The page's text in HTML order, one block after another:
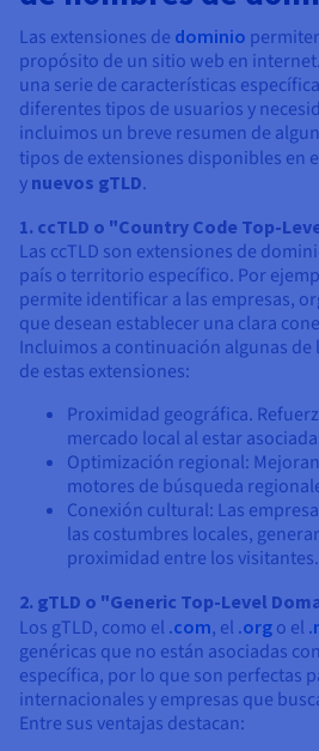
Disponibilidad por regiones
Documentación
Roadmap & Changelog
Observabilidad
Roadmap y Changelog
Roadmap & Changelog
Roadmap & Changelog
Roadmap & Changelog
Las extensiones de dominio
propósito de un sitio web en
una serie de características
diferentes tipos de usuarios y
incluimos un breve resumen de
tipos de extensiones disponibles en
y nuevos gTLD.
1. ccTLD o "Country Code Top-
Las ccTLD son extensiones de
país o territorio específico. Por
permite identificar a las empresas,
que desean establecer una clara
Incluimos a continuación algunas de
de estas extensiones:
Proximidad geográfica.
mercado local al estar
Optimización regional:
motores de búsqueda
Conexión cultural: Las
las costumbres locales,
proximidad entre los visitantes.
2. gTLD o "Generic Top-Level
Los gTLD, como el .com, el .org o el
genéricas que no están asociadas
específica, por lo que son perfectas
internacionales y empresas que
Entre sus ventajas destacan: